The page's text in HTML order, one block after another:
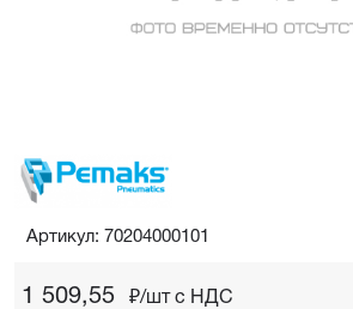
1 509,55 ₽/шт c НДС
Артикул: 70204000101